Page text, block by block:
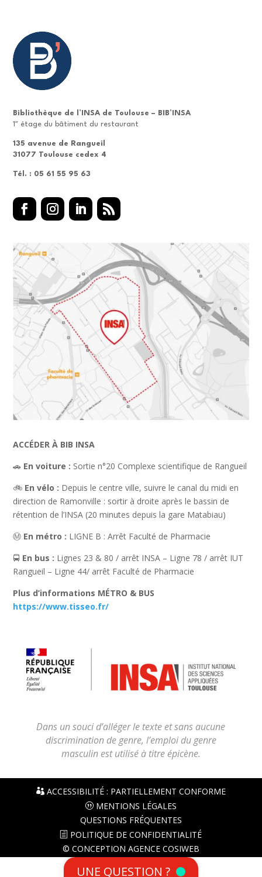
Bibliothèque de l’INSA de Toulouse – BIB’INSA
1er étage du bâtiment du restaurant
135 avenue de Rangueil
31077 Toulouse cedex 4
Tél. : 05 61 55 95 63
ACCÉDER À BIB INSA
🚗 En voiture : Sortie n°20 Complexe scientifique de Rangueil
🚲 En vélo : Depuis le centre ville, suivre le canal du midi en
direction de Ramonville : sortir à droite après le bassin de
rétention de l’INSA (20 minutes depuis la gare Matabiau)
Ⓜ️ En métro : LIGNE B : Arrêt Faculté de Pharmacie
🚍 En bus : Lignes 23 & 80 / arrêt INSA – Ligne 78 / arrêt IUT
Rangueil – Ligne 44/ arrêt Faculté de Pharmacie
Plus d’informations MÉTRO & BUS
https://www.tisseo.fr/
Dans un souci d’alléger le texte et sans aucune
discrimination de genre, l’emploi du genre
masculin est utilisé à titre épicène.
ACCESSIBILITÉ : PARTIELLEMENT CONFORME
MENTIONS LÉGALES
QUESTIONS FRÉQUENTES
POLITIQUE DE CONFIDENTIALITÉ
© CONCEPTION AGENCE COSIWEB
UNE QUESTION ?